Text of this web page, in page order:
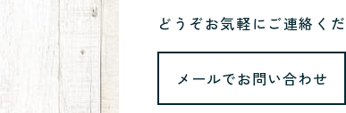
どうぞお気軽にご連絡くだ
メールでお問い合わせ